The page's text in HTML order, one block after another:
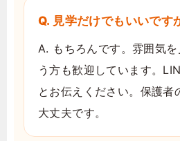
Q. 見学だけでもいいです
A. もちろんです。雰囲気
う方も歓迎しています。
とお伝えください。保護者
大丈夫です。